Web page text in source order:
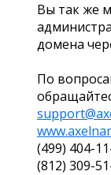
Вы так же
домена
По
(499) 404-
(812) 309-